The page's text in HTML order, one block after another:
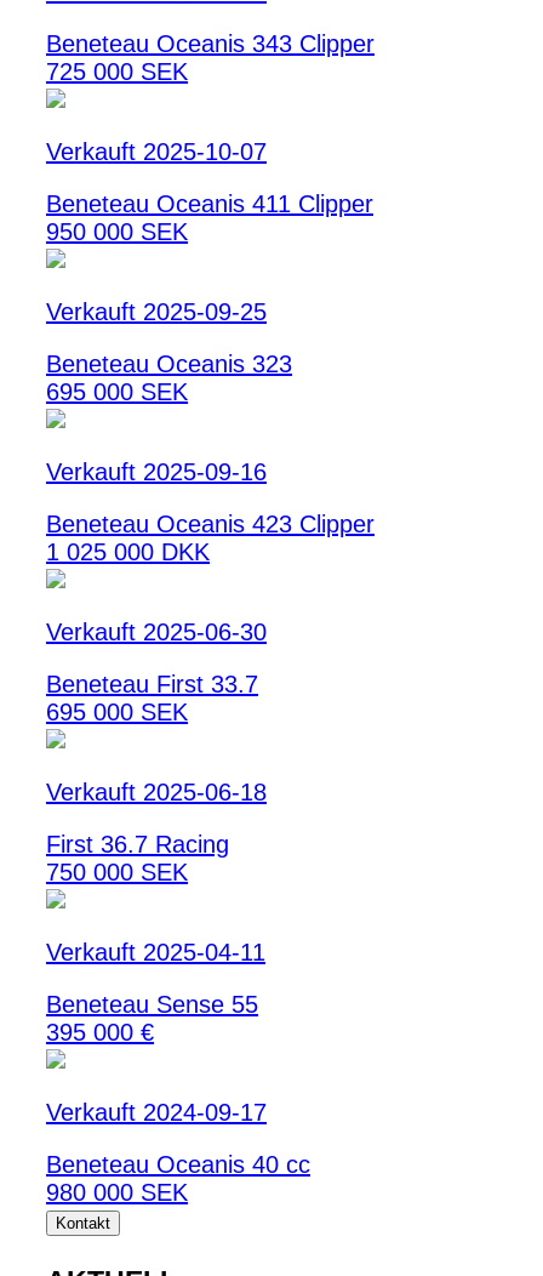
Beneteau Oceanis 343 Clipper
725 000 SEK
Verkauft 2025-10-07
Beneteau Oceanis 411 Clipper
950 000 SEK
Verkauft 2025-09-25
Beneteau Oceanis 323
695 000 SEK
Verkauft 2025-09-16
Beneteau Oceanis 423 Clipper
1 025 000 DKK
Verkauft 2025-06-30
Beneteau First 33.7
695 000 SEK
Verkauft 2025-06-18
First 36.7 Racing
750 000 SEK
Verkauft 2025-04-11
Beneteau Sense 55
395 000 €
Verkauft 2024-09-17
Beneteau Oceanis 40 cc
980 000 SEK
Kontakt